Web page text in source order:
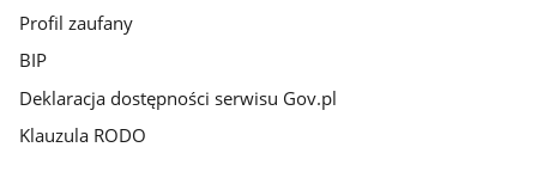
Profil zaufany
BIP
Deklaracja dostępności serwisu Gov.pl
Klauzula RODO